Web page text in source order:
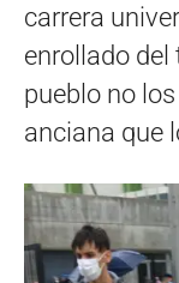
carrera
enrollado del
pueblo no
anciana que